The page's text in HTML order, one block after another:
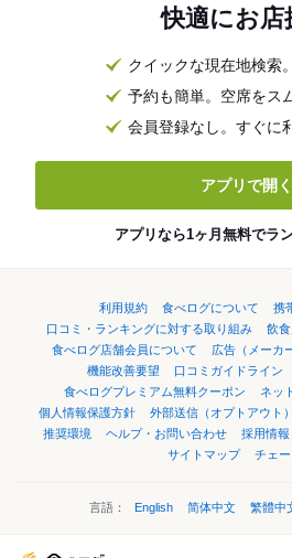
快適にお店
クイックな現在地検索
予約も簡単。空席をス
会員登録なし。すぐに
アプリで開く
アプリなら1ヶ月無料でラ
利用規約 食べログについて
携
口コミ・ランキングに対する取り組み
飲
食べログ店舗会員について
広告（メーカ
機能改善要望
口コミガイドライン
食べログプレミアム無料クーポン
ネッ
個人情報保護方針
外部送信（オプトアウト）
推奨環境
ヘルプ・お問い合わせ 採用情報
サイトマップ
チェ
言語： English 简体中文 繁體中